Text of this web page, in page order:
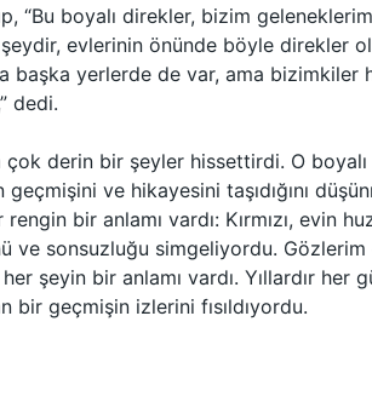
“Bu boyalı direkler, bizim
evlerinin önünde böyle direkler
başka yerlerde de var, ama bizimkiler
dedi.
çok derin bir şeyler hissettirdi. O
geçmişini ve hikayesini taşıdığını
bir anlamı vardı: Kırmızı, evin
ve sonsuzluğu simgeliyordu.
şeyin bir anlamı vardı. Yıllardır her
bir geçmişin izlerini fısıldıyordu.